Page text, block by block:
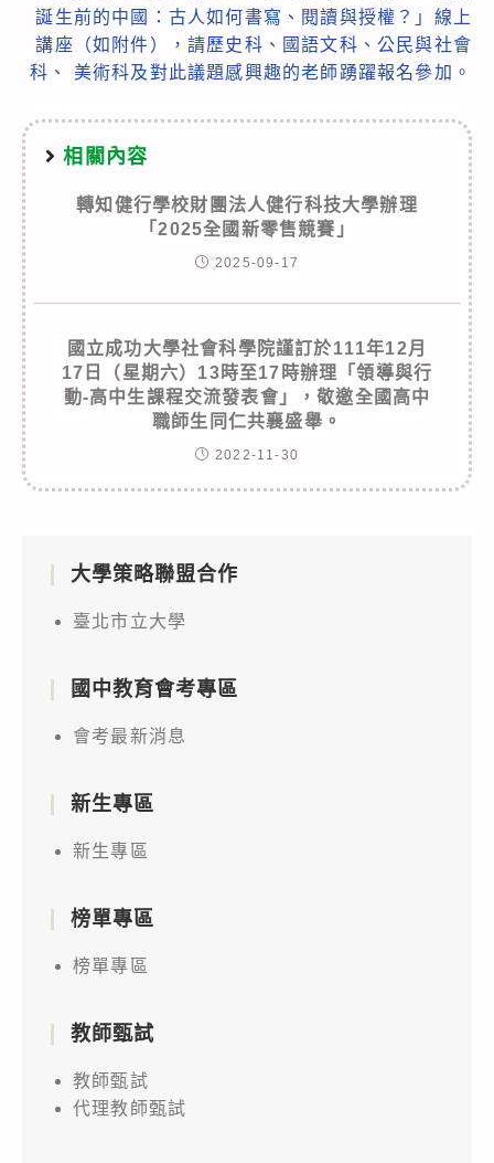
誕生前的中國：古人如何書寫、閱讀與授權？」線上
講座（如附件），請歷史科、國語文科、公民與社會
科、 美術科及對此議題感興趣的老師踴躍報名參加。
相關內容
轉知健行學校財團法人健行科技大學辦理
「2025全國新零售競賽」
2025-09-17
國立成功大學社會科學院謹訂於111年12月
17日（星期六）13時至17時辦理「領導與行
動-高中生課程交流發表會」，敬邀全國高中
職師生同仁共襄盛舉。
2022-11-30
大學策略聯盟合作
臺北市立大學
國中教育會考專區
會考最新消息
新生專區
新生專區
榜單專區
榜單專區
教師甄試
教師甄試
代理教師甄試